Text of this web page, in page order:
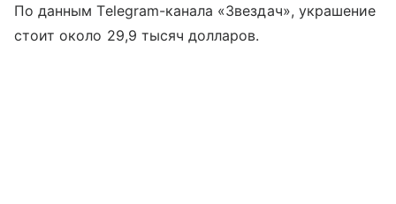
По данным Telegram-канала «Звездач», украшение
стоит около 29,9 тысяч долларов.